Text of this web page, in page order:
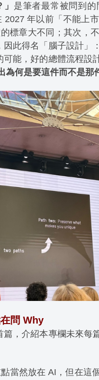
是筆者最常被問到
年以前「不能上
標章大不同；其次，
此得名「腦子設計」
能，好的總體流程設
何是要這件而不是那
問 Why
，介紹本專欄未來每
當然放在 AI，但在這